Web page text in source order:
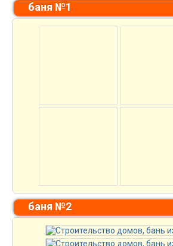
баня №1
баня №2